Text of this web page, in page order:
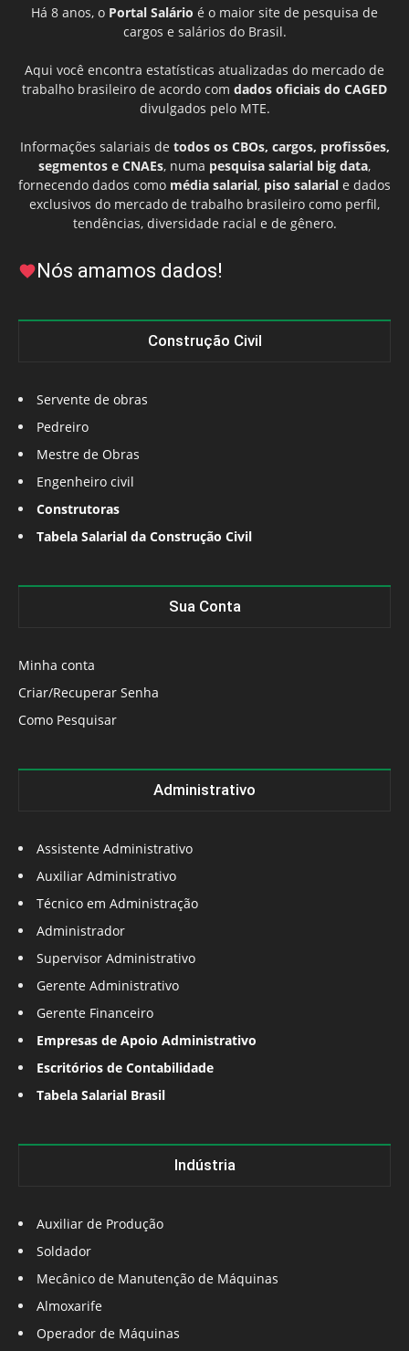
Há 8 anos, o Portal Salário é o maior site de pesquisa de
cargos e salários do Brasil.
Aqui você encontra estatísticas atualizadas do mercado de
trabalho brasileiro de acordo com dados oficiais do CAGED
divulgados pelo MTE.
Informações salariais de todos os CBOs, cargos, profissões,
segmentos e CNAEs, numa pesquisa salarial big data,
fornecendo dados como média salarial, piso salarial e dados
exclusivos do mercado de trabalho brasileiro como perfil,
tendências, diversidade racial e de gênero.
Nós amamos dados!
Construção Civil
Servente de obras
Pedreiro
Mestre de Obras
Engenheiro civil
Construtoras
Tabela Salarial da Construção Civil
Sua Conta
Minha conta
Criar/Recuperar Senha
Como Pesquisar
Administrativo
Assistente Administrativo
Auxiliar Administrativo
Técnico em Administração
Administrador
Supervisor Administrativo
Gerente Administrativo
Gerente Financeiro
Empresas de Apoio Administrativo
Escritórios de Contabilidade
Tabela Salarial Brasil
Indústria
Auxiliar de Produção
Soldador
Mecânico de Manutenção de Máquinas
Almoxarife
Operador de Máquinas